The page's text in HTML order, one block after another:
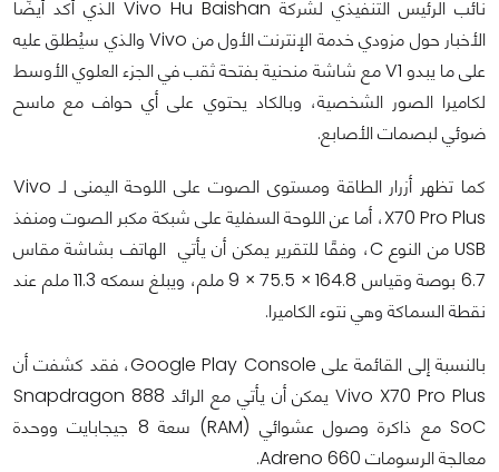
نائب الرئيس التنفيذي لشركة Vivo Hu Baishan الذي أكد أيضًا
الأخبار حول مزودي خدمة الإنترنت الأول من Vivo والذي سيُطلق عليه
على ما يبدو V1 مع شاشة منحنية بفتحة ثقب في الجزء العلوي الأوسط
لكاميرا الصور الشخصية، وبالكاد يحتوي على أي حواف مع ماسح
ضوئي لبصمات الأصابع.
كما تظهر أزرار الطاقة ومستوى الصوت على اللوحة اليمنى لـ Vivo
X70 Pro Plus، أما عن اللوحة السفلية على شبكة مكبر الصوت ومنفذ
USB من النوع C، وفقًا للتقرير يمكن أن يأتي الهاتف بشاشة مقاس
6.7 بوصة وقياس 164.8 × 75.5 × 9 ملم، ويبلغ سمكه 11.3 ملم عند
نقطة السماكة وهي نتوء الكاميرا.
بالنسبة إلى القائمة على Google Play Console، فقد كشفت أن
Vivo X70 Pro Plus يمكن أن يأتي مع الرائد Snapdragon 888
SoC مع ذاكرة وصول عشوائي (RAM) سعة 8 جيجابايت ووحدة
معالجة الرسومات Adreno 660.